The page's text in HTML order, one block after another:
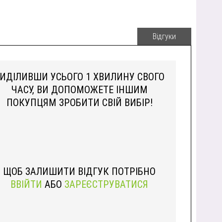
Відгуки
УСЬОГО 1 ХВИЛИНУ СВОГО
ЧАСУ, ВИ ДОПОМОЖЕТЕ ІНШИМ
ПОКУПЦЯМ ЗРОБИТИ СВІЙ ВИБІР!
ЩОБ ЗАЛИШИТИ ВІДГУК ПОТРІБНО
ВВІЙТИ АБО ЗАРЕЄСТРУВАТИСЯ